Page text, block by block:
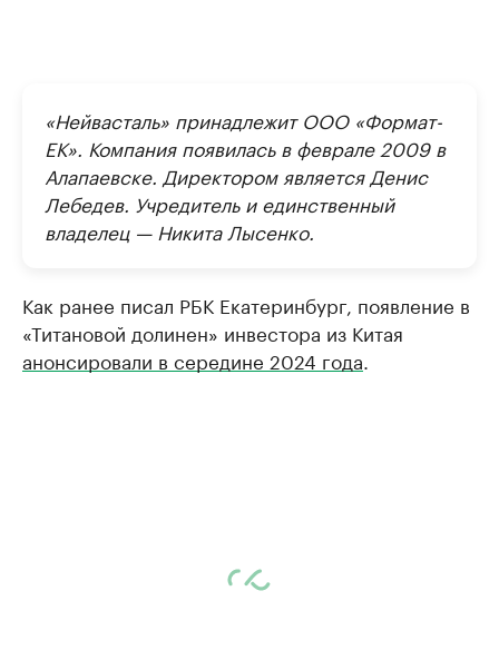
«Нейвасталь» принадлежит ООО «Формат-
ЕК». Компания появилась в феврале 2009 в
Алапаевске. Директором является Денис
Лебедев. Учредитель и единственный
владелец — Никита Лысенко.
Как ранее писал РБК Екатеринбург, появление в
«Титановой долинен» инвестора из Китая
анонсировали в середине 2024 года